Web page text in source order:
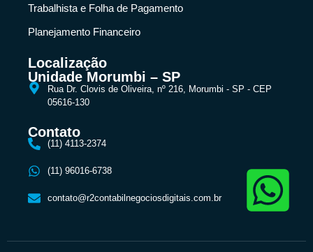
Trabalhista e Folha de Pagamento
Planejamento Financeiro
Localização
Unidade Morumbi – SP
Rua Dr. Clovis de Oliveira, nº 216, Morumbi - SP - CEP
05616-130
Contato
(11) 4113-2374
(11) 96016-6738
contato@r2contabilnegociosdigitais.com.br